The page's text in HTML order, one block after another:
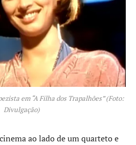
em “A Filha dos Trapalhões” (Foto:
Divulgação)
ao lado de um quarteto e